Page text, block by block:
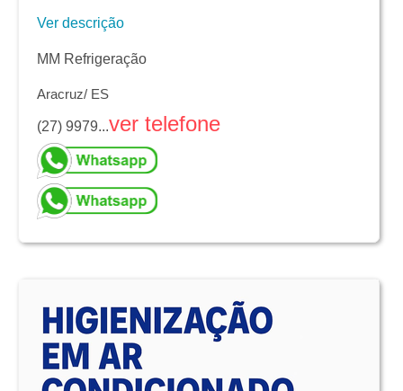
Ver descrição
MM Refrigeração
Aracruz/ ES
(27) 9979...ver telefone